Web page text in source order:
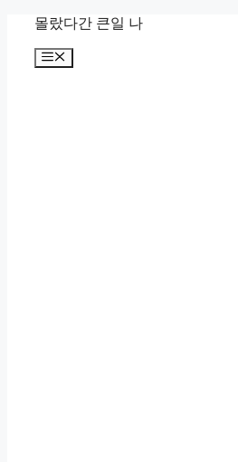
몰랐다간 큰일 나
메